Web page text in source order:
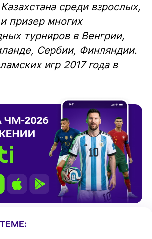
среди взрослых,
призер многих
турниров в Венгрии,
Сербии, Финляндии.
игр 2017 года в